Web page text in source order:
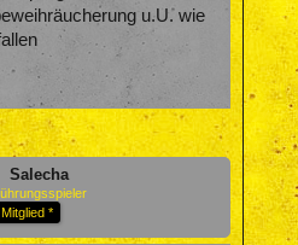
u.U. wie
Salecha
*